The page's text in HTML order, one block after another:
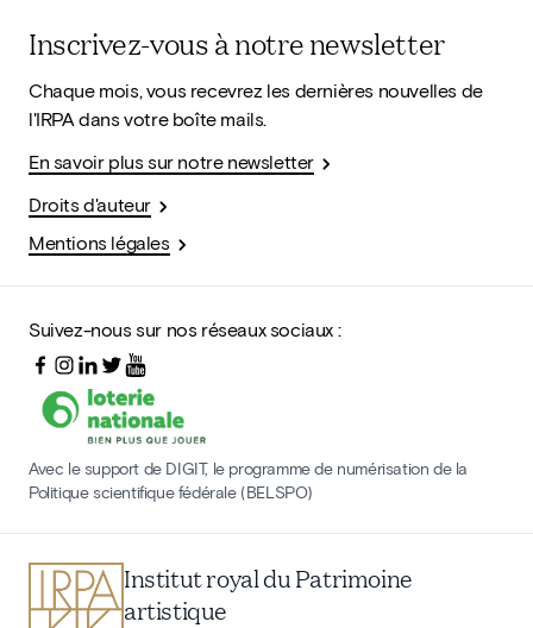
Inscrivez-vous à notre newsletter
Chaque mois, vous recevrez les dernières nouvelles de
l'IRPA dans votre boîte mails.
En savoir plus sur notre newsletter
Droits d'auteur
Mentions légales
Suivez-nous sur nos réseaux sociaux :
Avec le support de DIGIT, le programme de numérisation de la
Politique scientifique fédérale (BELSPO)
Institut royal du Patrimoine
artistique